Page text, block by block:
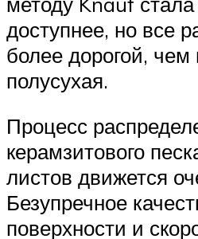
доступнее, но все
более дорогой, чем
полусухая.
Процесс
керамзитового
листов движется
Безупречное
поверхности и